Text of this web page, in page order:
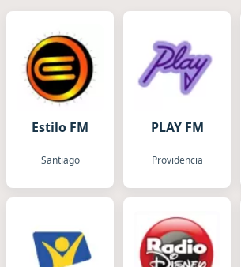
Estilo FM
Santiago
PLAY FM
Providencia